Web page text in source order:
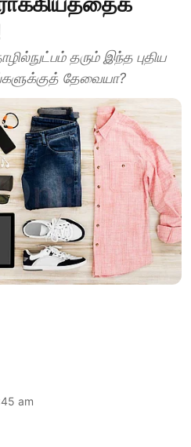
தரும் இந்த புதிய
தேவையா?
am